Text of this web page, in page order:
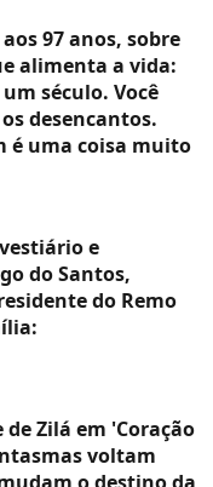
97 anos, sobre
alimenta a vida:
século. Você
desencantos.
é uma coisa muito
e
do Santos,
do Remo
Zilá em 'Coração
voltam